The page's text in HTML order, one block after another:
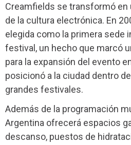
Creamfields se transformó
de la cultura electrónica. En
elegida como la primera sede
festival, un hecho que marcó
para la expansión del evento
posicionó a la ciudad dentro
grandes festivales.
Además de la programación
Argentina ofrecerá espacios
descanso, puestos de